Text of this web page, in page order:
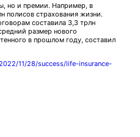
но и премии. Например, в
полисов страхования жизни.
составила 3,3 трлн
размер нового
в прошлом году, составил
11/28/success/life-insurance-